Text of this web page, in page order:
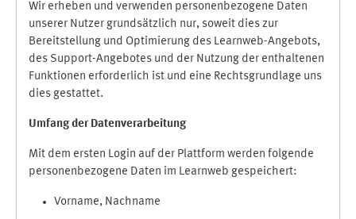
Wir erheben und verwenden personenbezogene Daten
unserer Nutzer grundsätzlich nur, soweit dies zur
Bereitstellung und Optimierung des Learnweb-Angebots,
des Support-Angebotes und der Nutzung der enthaltenen
Funktionen erforderlich ist und eine Rechtsgrundlage uns
dies gestattet.
Umfang der Datenverarbeitung
Mit dem ersten Login auf der Plattform werden folgende
personenbezogene Daten im Learnweb gespeichert:
Vorname, Nachname